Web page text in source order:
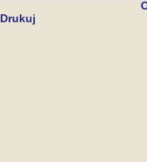
Drukuj